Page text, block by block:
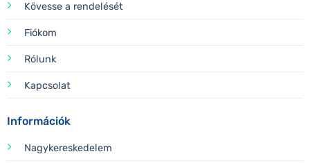
Kövesse a rendelését
Fiókom
Rólunk
Kapcsolat
Információk
Nagykereskedelem